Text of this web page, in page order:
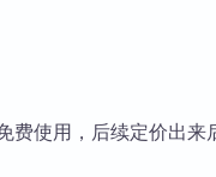
费使用，后续定价出来